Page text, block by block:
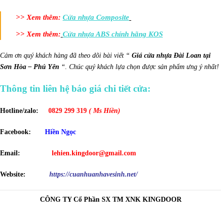
>> Xem thêm: Cửa nhựa Composite
>> Xem thêm: Cửa nhựa ABS chính hãng KOS
Cảm ơn quý khách hàng đã theo dõi bài viết “ Giá cửa nhựa Đài Loan tại
Sơn Hòa – Phú Yên “. Chúc quý khách lựa chọn được sản phẩm ưng ý nhất!
Thông tin liên hệ báo giá chi tiết cửa:
Hotline/zalo: 0829 299 319 ( Ms Hiền)
Facebook: Hiền Ngọc
Email: lehien.kingdoor@gmail.com
Website: https://cuanhuanhavesinh.net/
CÔNG TY Cổ Phần SX TM XNK KINGDOOR